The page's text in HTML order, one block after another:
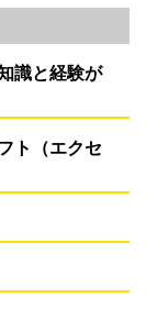
識と経験が
ト（エクセ